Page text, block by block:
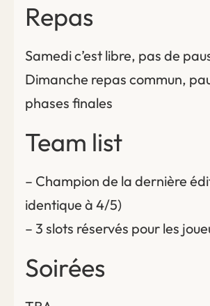
Repas
Samedi c’est libre, pas de
Dimanche repas commun,
phases finales
Team list
– Champion de la dernière
identique à 4/5)
– 3 slots réservés pour les
Soirées